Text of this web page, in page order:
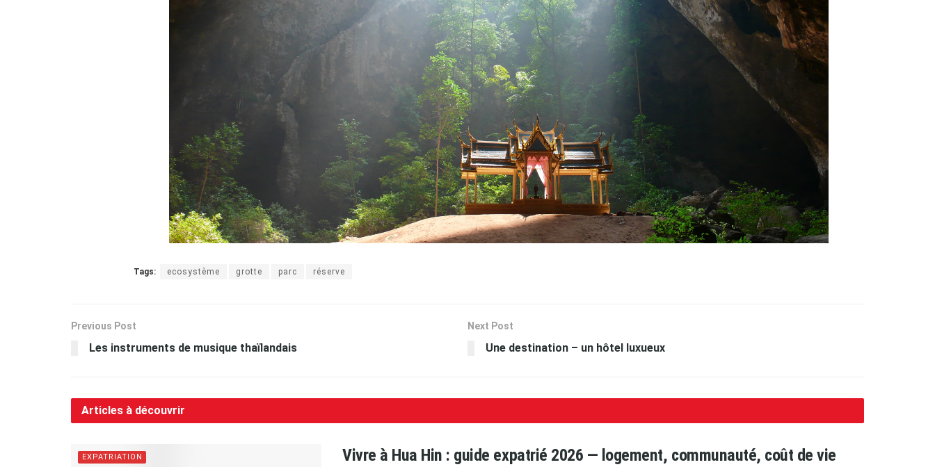
Tags: ecosystème grotte parc réserve
Previous Post
Les instruments de musique thaïlandais
Next Post
Une destination – un hôtel luxueux
Articles à découvrir
EXPATRIATION Vivre à Hua Hin : guide expatrié 2026 — logement, communauté, coût de vie